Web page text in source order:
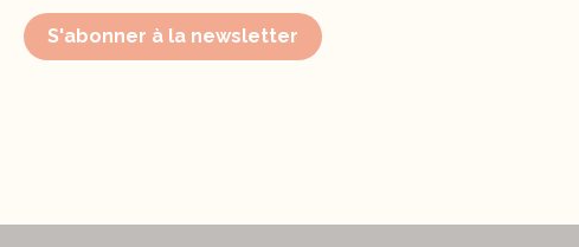
S'abonner à la newsletter